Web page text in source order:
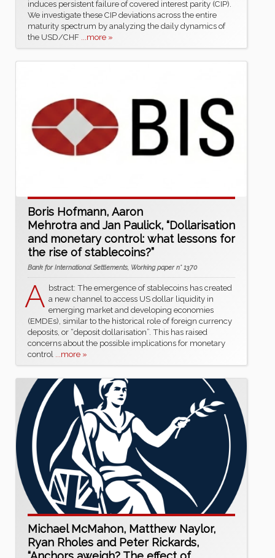
induces persistent failure of covered interest parity (CIP).
We investigate these CIP deviations across the entire
maturity spectrum by analyzing the daily dynamics of
the USD/CHF ...more »
Boris Hofmann, Aaron
Mehrotra and Jan Paulick, “Dollarisation
and monetary control: what lessons for
the rise of stablecoins?”
Bank for International Settlements, Working paper n° 1370
A bstract: The emergence of stablecoins has created
a new channel to access US dollar liquidity in
emerging market and developing economies
(EMDEs), similar to the historical role of foreign currency
deposits, or “deposit dollarisation”. This has raised
concerns about the possible implications for monetary
control ...more »
Michael McMahon, Matthew Naylor,
Ryan Rholes and Peter Rickards,